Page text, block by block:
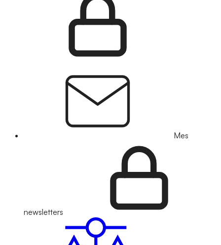
Mes
newsletters